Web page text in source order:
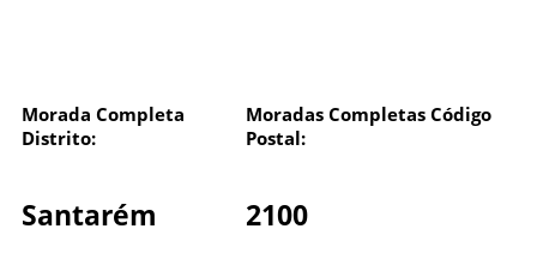
Morada Completa
Distrito:
Moradas Completas Código
Postal:
Santarém 2100